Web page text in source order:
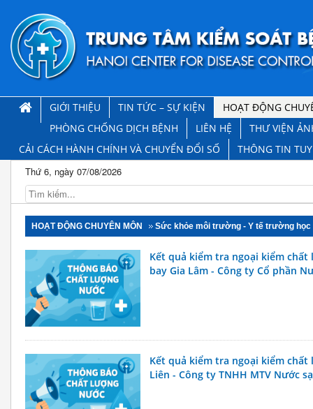
GIỚI THIỆU TIN TỨC – SỰ KIỆN
HOẠT ĐỘNG
PHÒNG CHỐNG DỊCH BỆNH
LIÊN HỆ
THƯ VIỆN
CẢI CÁCH HÀNH CHÍNH VÀ CHUYỂN ĐỔI SỐ
THÔNG TIN
Thứ 6, ngày 07/08/2026
HOẠT ĐỘNG CHUYÊN MÔN Sức khỏe môi trường - Y tế trường học
Kết quả kiểm tra ngoại kiểm
bay Gia Lâm - Công ty Cổ phần
Kết quả kiểm tra ngoại kiểm
Liên - Công ty TNHH MTV Nước